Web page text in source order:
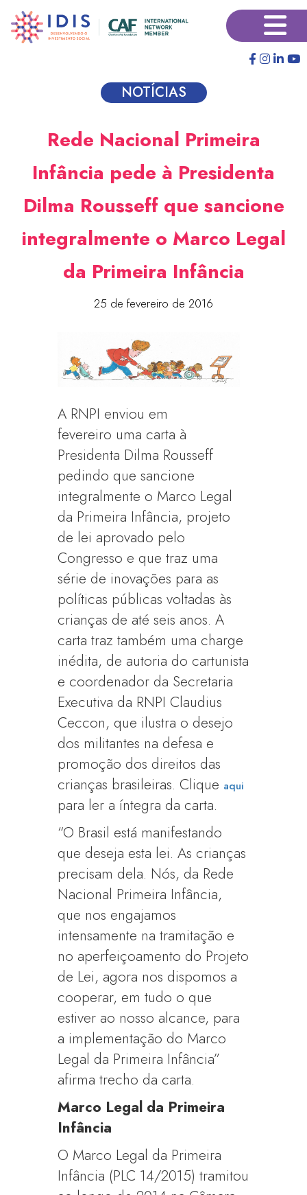
para
×
NOTÍCIAS
Rede Nacional Primeira
Infância pede à Presidenta
Dilma Rousseff que sancione
integralmente o Marco Legal
da Primeira Infância
25 de fevereiro de 2016
A RNPI enviou em
fevereiro uma carta à
Presidenta Dilma Rousseff
pedindo que sancione
integralmente o Marco Legal
da Primeira Infância, projeto
de lei aprovado pelo
Congresso e que traz uma
série de inovações para as
políticas públicas voltadas às
crianças de até seis anos. A
carta traz também uma charge
inédita, de autoria do cartunista
e coordenador da Secretaria
Executiva da RNPI Claudius
Ceccon, que ilustra o desejo
dos militantes na defesa e
promoção dos direitos das
crianças brasileiras. Clique aqui
para ler a íntegra da carta.
“O Brasil está manifestando
que deseja esta lei. As crianças
precisam dela. Nós, da Rede
Nacional Primeira Infância,
que nos engajamos
intensamente na tramitação e
no aperfeiçoamento do Projeto
de Lei, agora nos dispomos a
cooperar, em tudo o que
estiver ao nosso alcance, para
a implementação do Marco
Legal da Primeira Infância”
afirma trecho da carta.
Marco Legal da Primeira
Infância
O Marco Legal da Primeira
Infância (PLC 14/2015) tramitou